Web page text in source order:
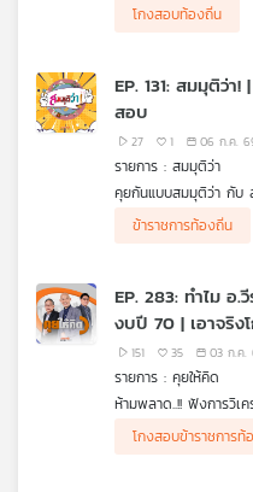
โกงสอบท้องถิ่น
EP. 131: สมมุติว่า
สอบ
27 1 06 ก.ค.
รายการ : สมมุติว่า
คุยกันแบบสมมุติว่า กับ
เชิญ "ดร.การดี เลียวไ
ที่เกิดขึ้นในหลายวงกา
ข้าราชการท้องถิ่น
EP. 283: ทำไม อ
งบปี 70 | เอาจริ
ไตรมาส 2 เวียดนา
151 35 03 ก.ค.
รายการ : คุยให้คิด
ห้ามพลาด..!! ฟังการวิเ
ข่าว สุทธิชัย หยุ่น, วีร
ข่าวร้อน
• อ.วีระ นั่ง "กมธ.พิจ
• รัฐบาลขยับแล้ว อนุญ
โกงสอบข้าราชการท้